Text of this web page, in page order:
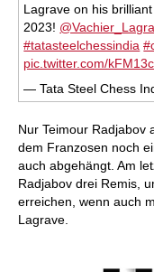
Lagrave on his
2023!
#tatasteelchessindia
pic.twitter.com/
— Tata Steel Chess
Nur Teimour Radjabov
dem Franzosen noch
auch abgehängt. Am
Radjabov drei Remis,
erreichen, wenn auch
Lagrave.